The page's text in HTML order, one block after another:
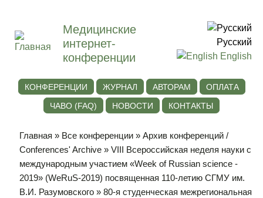
Медицинские
интернет-
конференции
Русский
English
КОНФЕРЕНЦИИ ЖУРНАЛ АВТОРАМ
ОПЛАТА
ЧАВО (FAQ)
НОВОСТИ КОНТАКТЫ
Главная » Все конференции »Архив конференций /
Conferences' Archive »VIII Всероссийская неделя науки с
международным участием «Week of Russian science -
2019» (WeRuS-2019) посвященная 110-летию СГМУ им.
В.И. Разумовского »80-я студенческая межрегиональная